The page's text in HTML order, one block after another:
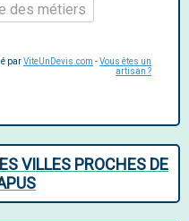
des métiers
parViteUnDevis.com -Vous êtes un
artisan ?
VILLES PROCHES DE